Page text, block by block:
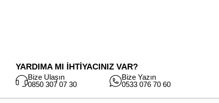
YARDIMA MI İHTİYACINIZ VAR?
Bize Ulaşın
0850 307 07 30
Bize Yazın
0533 076 70 60